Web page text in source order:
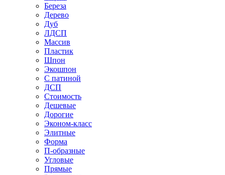
Береза
Дерево
Дуб
ЛДСП
Массив
Пластик
Шпон
Экошпон
С патиной
ДСП
Стоимость
Дешевые
Дорогие
Эконом-класс
Элитные
Форма
П-образные
Угловые
Прямые